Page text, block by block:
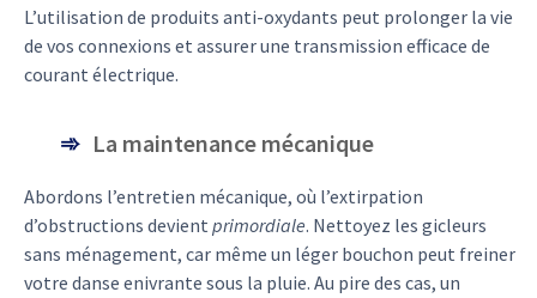
L’utilisation de produits anti-oxydants peut prolonger la vie
de vos connexions et assurer une transmission efficace de
courant électrique.
La maintenance mécanique
Abordons l’entretien mécanique, où l’extirpation
d’obstructions devient primordiale. Nettoyez les gicleurs
sans ménagement, car même un léger bouchon peut freiner
votre danse enivrante sous la pluie. Au pire des cas, un